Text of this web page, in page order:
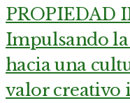
PROPIEDAD
Impulsando
hacia una
valor creativo